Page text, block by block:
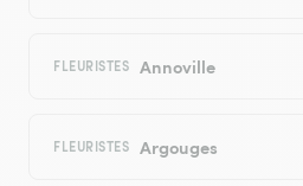
FLEURISTES Annoville
FLEURISTES Argouges